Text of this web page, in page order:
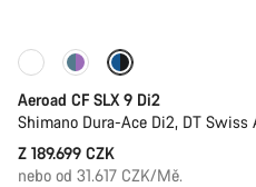
Konfigurovat
Aeroad CF SLX 9 Di2
Shimano Dura-Ace Di2, DT Swiss
Z 189.699 CZK
nebo od 31.617 CZK/Mě.